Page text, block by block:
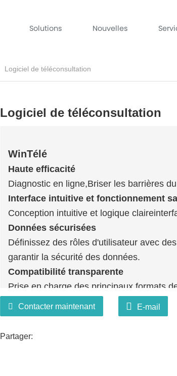
Solutions Nouvelles
Logiciel de téléconsultation
Logiciel de téléconsultation
WinTélé
Haute efficacité
Diagnostic en ligne,Briser les barrières
Interface intuitive et fonctionnement
Conception intuitive et logique claire
Données sécurisées
Définissez des rôles d'utilisateur avec
garantir la sécurité des données.
Compatibilité transparente
Prise en charge des principaux formats
Diagnostic via appareils mobiles,
Contacter maintenant E-mail
Partager: